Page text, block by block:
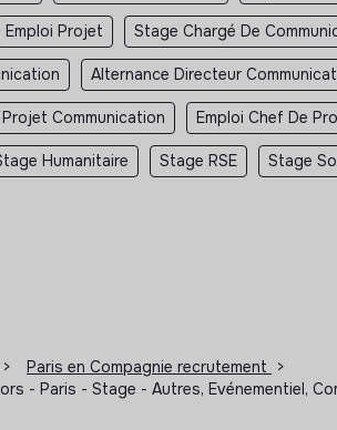
Emploi Projet Stage Chargé De
Alternance Directeur
Communication Emploi Chef De
Humanitaire Stage RSE Stage
> Paris en Compagnie recrutement
>
- Paris - Stage - Autres, Evénementiel,